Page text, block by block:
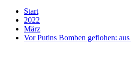
Start
2022
März
Vor Putins Bomben geflohen: